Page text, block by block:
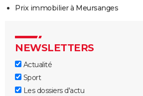
Prix immobilier à Meursanges
NEWSLETTERS
Actualité
Sport
Les dossiers d'actu